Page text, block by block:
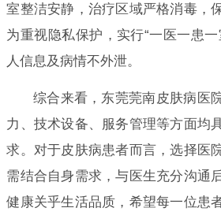
室整洁安静，治疗区域严格消毒，
为重视隐私保护，实行“一医一患
人信息及病情不外泄。
综合来看，东莞莞南皮肤病医
力、技术设备、服务管理等方面均
求。对于皮肤病患者而言，选择医
需结合自身需求，与医生充分沟通
健康关乎生活品质，希望每一位患